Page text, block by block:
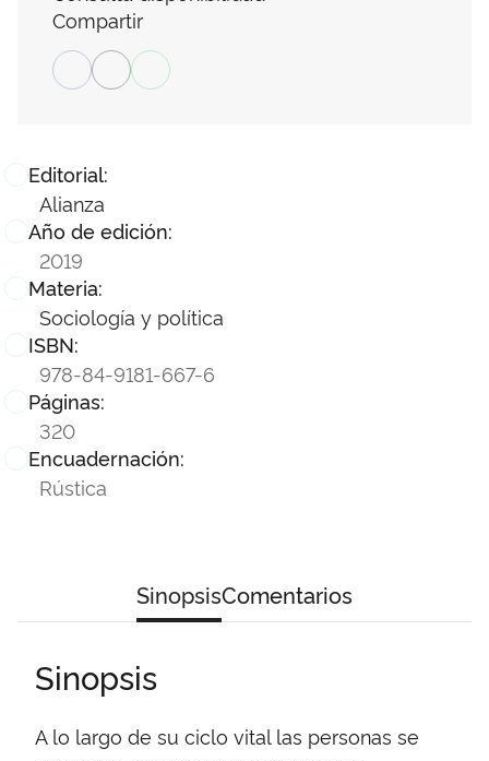
Editorial:
Alianza
Año de edición:
2019
Materia:
Sociología y política
ISBN:
978-84-9181-667-6
Páginas:
320
Encuadernación:
Rústica
Compartir
SinopsisComentarios
Sinopsis
A lo largo de su ciclo vital las personas se